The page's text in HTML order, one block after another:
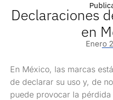
Declaraciones
en
Enero
En México, las marcas
de declarar su uso y, de
puede provocar la